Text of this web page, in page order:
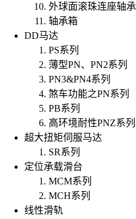
外球面滚珠连座轴承
轴承箱
DD马达
PS系列
薄型PN、PN2系列
PN3&PN4系列
煞车功能之PN系列
PB系列
高环境耐性PNZ系列
超大扭矩伺服马达
SR系列
定位承载滑台
MCM系列
MCH系列
线性滑轨